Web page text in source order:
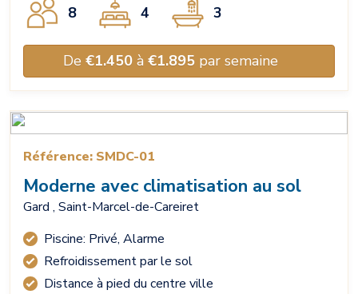
8 4 3
De €1.450 à €1.895 par semaine
Référence: SMDC-01
Moderne avec climatisation au sol
Gard , Saint-Marcel-de-Careiret
Piscine: Privé, Alarme
Refroidissement par le sol
Distance à pied du centre ville